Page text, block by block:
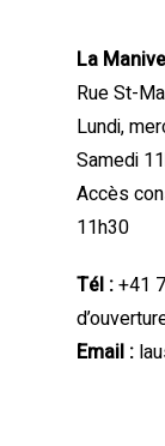
La
Rue St-
Lundi,
Samedi
Accès
11h30
Tél :+41
Email :